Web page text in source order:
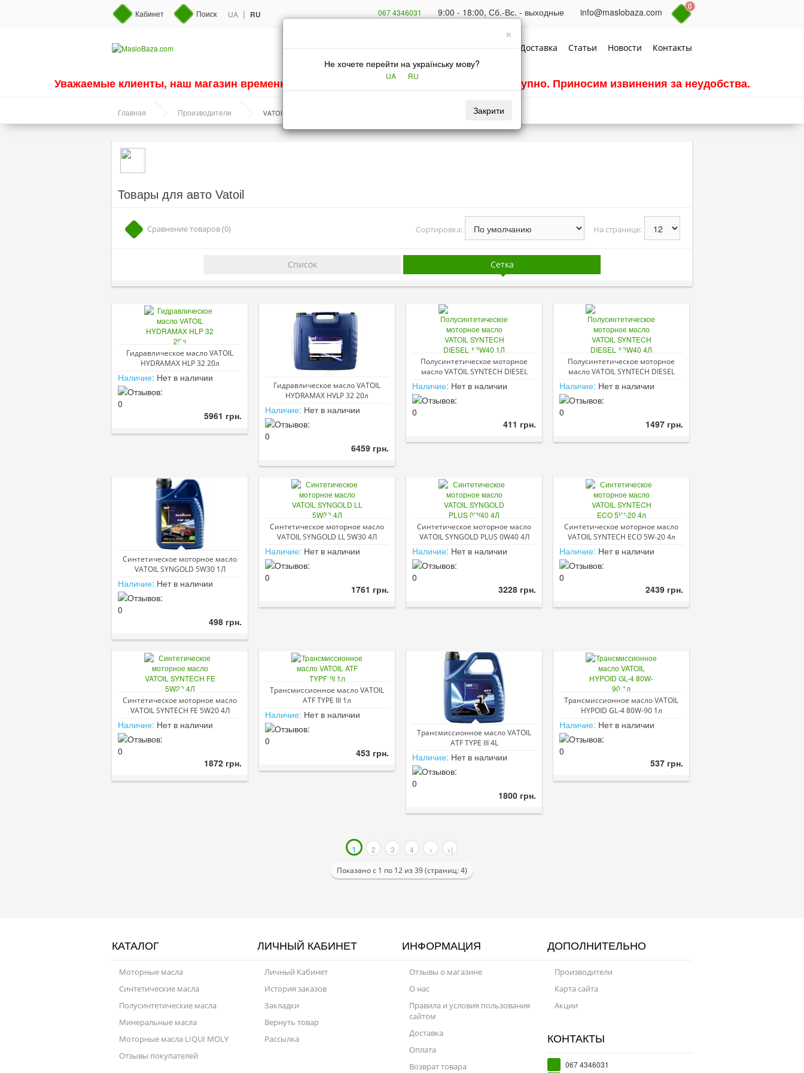
Кабинет Поиск UA | RU 067 4346031 9:00 - 18:00, Сб.-Вс. - выходные info@maslobaza.com 0
Подбор масел Подбор фильтров Оплата Доставка Статьи Новости Контакты
Уважаемые клиенты, наш магазин временно не работает. Оформление заказов недоступно. Приносим извинения за неудобства.
Главная Производители VATOIL
×
Не хочете перейти на українську мову?
UA RU
Закрити
Товары для авто Vatoil
Сравнение товаров (0) На странице:
Сортировка:
Список Сетка
Гидравлическое масло VATOIL
HYDRAMAX HLP 32 20л
Наличие: Нет в наличии
5961 грн.
Гидравлическое масло VATOIL
HYDRAMAX HVLP 32 20л
Наличие: Нет в наличии
6459 грн.
Полусинтетическое моторное
масло VATOIL SYNTECH DIESEL
Наличие: Нет в наличии
411 грн.
Полусинтетическое моторное
масло VATOIL SYNTECH DIESEL
Наличие: Нет в наличии
1497 грн.
Синтетическое моторное масло
VATOIL SYNGOLD 5W30 1Л
Наличие: Нет в наличии
498 грн.
Синтетическое моторное масло
VATOIL SYNGOLD LL 5W30 4Л
Наличие: Нет в наличии
1761 грн.
Синтетическое моторное масло
VATOIL SYNGOLD PLUS 0W40 4Л
Наличие: Нет в наличии
3228 грн.
Синтетическое моторное масло
VATOIL SYNTECH ECO 5W-20 4л
Наличие: Нет в наличии
2439 грн.
Синтетическое моторное масло
VATOIL SYNTECH FE 5W20 4Л
Наличие: Нет в наличии
1872 грн.
Трансмиссионное масло VATOIL
ATF TYPE III 1л
Наличие: Нет в наличии
453 грн.
Трансмиссионное масло VATOIL
ATF TYPE III 4L
Наличие: Нет в наличии
1800 грн.
Трансмиссионное масло VATOIL
HYPOID GL-4 80W-90 1л
Наличие: Нет в наличии
537 грн.
1 2 3 4 > >|
Показано с 1 по 12 из 39 (страниц: 4)
КАТАЛОГ
Моторные масла
Синтетические масла
Полусинтетические масла
Минеральные масла
Моторные масла LIQUI MOLY
Отзывы покупателей
ЛИЧНЫЙ КАБИНЕТ
Личный Кабинет
История заказов
Закладки
Вернуть товар
Рассылка
ИНФОРМАЦИЯ
Отзывы о магазине
О нас
Правила и условия пользования
сайтом
Доставка
Оплата
Возврат товара
ДОПОЛНИТЕЛЬНО
Производители
Карта сайта
Акции
КОНТАКТЫ
067 4346031